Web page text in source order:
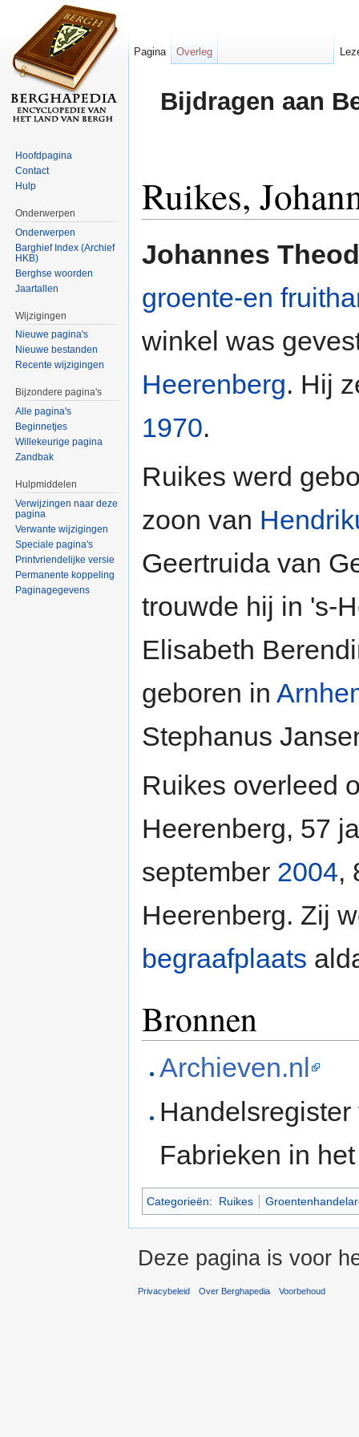
Bijdragen aan
Ruikes,
Johannes
groente-en
winkel was
Heerenberg. Hij
1970.
Ruikes werd
zoon van
Geertruida van
trouwde hij in 's-
Elisabeth
geboren in
Stephanus
Ruikes overleed
Heerenberg, 57
september 2004,
Heerenberg. Zij
begraafplaats
Bronnen
Archieven.nl
Fabrieken in
Categorieën: Ruikes
Pagina Overleg
Hoofdpagina
Contact
Hulp
Onderwerpen
Onderwerpen
Barghief Index (Archief
HKB)
Berghse woorden
Jaartallen
Wijzigingen
Nieuwe pagina's
Nieuwe bestanden
Recente wijzigingen
Bijzondere pagina's
Alle pagina's
Beginnetjes
Willekeurige pagina
Zandbak
Hulpmiddelen
Verwijzingen naar deze
pagina
Verwante wijzigingen
Speciale pagina's
Printvriendelijke versie
Permanente koppeling
Paginagegevens
Deze pagina is voor
Privacybeleid Over Berghapedia Voorbehoud